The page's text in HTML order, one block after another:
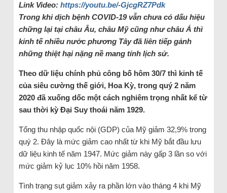
Link Video: https://youtu.be/-GjcgRZ7Pdk
Trong khi dịch bệnh COVID-19 vẫn chưa có dấu hiệu
chững lại tại châu Âu, châu Mỹ cũng như châu Á thì
kinh tế nhiều nước phương Tây đã liên tiếp gánh
những thiệt hại nặng nề mang tính lịch sử.
Theo dữ liệu chính phủ công bố hôm 30/7 thì kinh tế
của siêu cường thế giới, Hoa Kỳ, trong quý 2 năm
2020 đã xuống dốc một cách nghiêm trọng nhất kể từ
sau thời kỳ Đại Suy thoái năm 1929.
Tổng thu nhập quốc nội (GDP) của Mỹ giảm 32,9% trong
quý 2. Đây là mức giảm cao nhất từ khi Mỹ bắt đầu lưu
dữ liệu kinh tế năm 1947. Mức giảm này gấp 3 lần so với
mức giảm kỷ lục 10% hồi năm 1958.
Tình trạng sụt giảm xảy ra phần lớn vào tháng 4 khi Mỹ